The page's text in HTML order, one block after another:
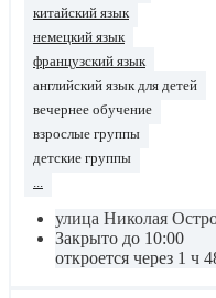
китайский язык
немецкий язык
французский язык
английский язык для детей
вечернее обучение
взрослые группы
детские группы
улица Николая
Закрыто до 10:00
откроется через 1 ч